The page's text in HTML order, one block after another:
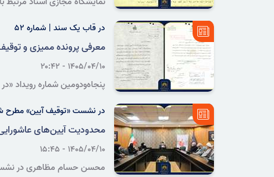
در قاب یک سند | شماره ۵۲
معرفی پرونده ممیزی و
۱۴۰۵/۰۴/۱۰ - ۲۰:۴۲
پنجاه‌ودومین شماره رویداد
در نشست «توقیف آیین» مطرح
محدودیت آیین‌های
۱۴۰۵/۰۴/۱۰ - ۱۵:۴۵
محسن حسام مظاهری در نشست